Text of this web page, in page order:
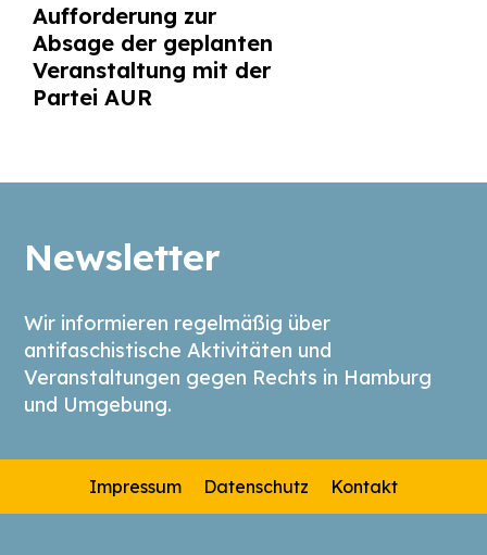
Aufforderung zur
Absage der geplanten
Veranstaltung mit der
Partei AUR
Newsletter
Wir informieren regelmäßig über
antifaschistische Aktivitäten und
Veranstaltungen gegen Rechts in Hamburg
und Umgebung.
Impressum Datenschutz Kontakt